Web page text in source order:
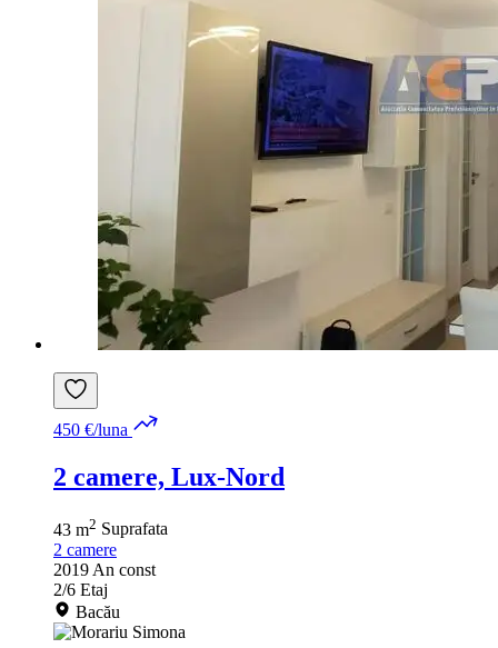
450 €/luna
2 camere, Lux-Nord
43 m2 Suprafata
2 camere
2019 An const
2/6 Etaj
Bacău